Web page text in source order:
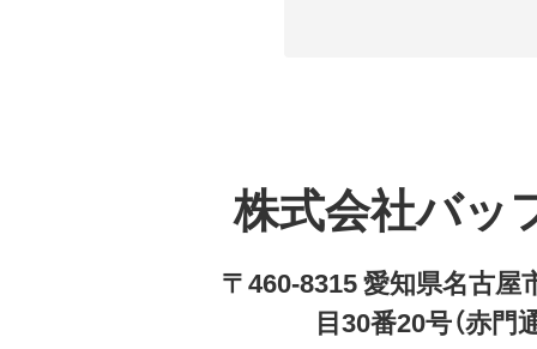
株式会社バッ
〒460-8315 愛知県名古屋
目30番20号（赤門